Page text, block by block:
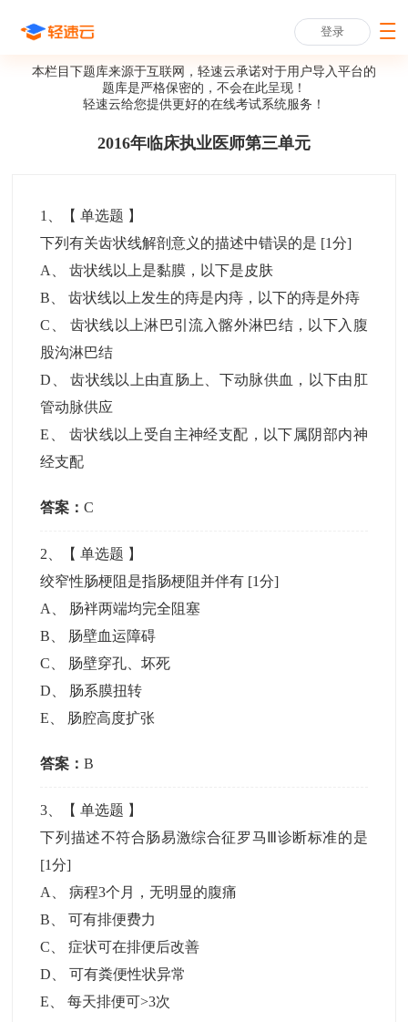
登录
本栏目下题库来源于互联网，轻速云承诺对于用户导入平台的
题库是严格保密的，不会在此呈现！
轻速云给您提供更好的在线考试系统服务！
2016年临床执业医师第三单元
1 、【单选题 】
下列有关齿状线解剖意义的描述中错误的是 [1分]
A
、齿状线以上是黏膜，以下是皮肤
B 、齿状线以上发生的痔是内痔，以下的痔是外痔
C
齿状线以上淋巴引流入髂外淋巴结，以下入腹
股沟淋巴结
D 、齿状线以上由直肠上、下动脉供血，以下由肛
管动脉供应
E
齿状线以上受自主神经支配，以下属阴部内神
经支配
答案：C
2 、【单选题 】
绞窄性肠梗阻是指肠梗阻并伴有 [1分]
A
肠袢两端均完全阻塞
B
肠壁血运障碍
C
肠壁穿孔、坏死
D
肠系膜扭转
E
肠腔高度扩张
答案：B
3 、【单选题 】
下列描述不符合肠易激综合征罗马Ⅲ诊断标准的是
[1分]
A
、病程3个月，无明显的腹痛
B 、可有排便费力
C 、症状可在排便后改善
D 、可有粪便性状异常
E 、每天排便可>3次